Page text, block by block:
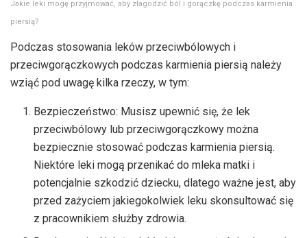
Jakie leki mogę przyjmować, aby złagodzić ból i gorączkę podczas karmienia
piersią?
Podczas stosowania leków przeciwbólowych i
przeciwgorączkowych podczas karmienia piersią należy
wziąć pod uwagę kilka rzeczy, w tym:
Bezpieczeństwo: Musisz upewnić się, że lek
przeciwbólowy lub przeciwgorączkowy można
bezpiecznie stosować podczas karmienia piersią.
Niektóre leki mogą przenikać do mleka matki i
potencjalnie szkodzić dziecku, dlatego ważne jest, aby
przed zażyciem jakiegokolwiek leku skonsultować się
z pracownikiem służby zdrowia.